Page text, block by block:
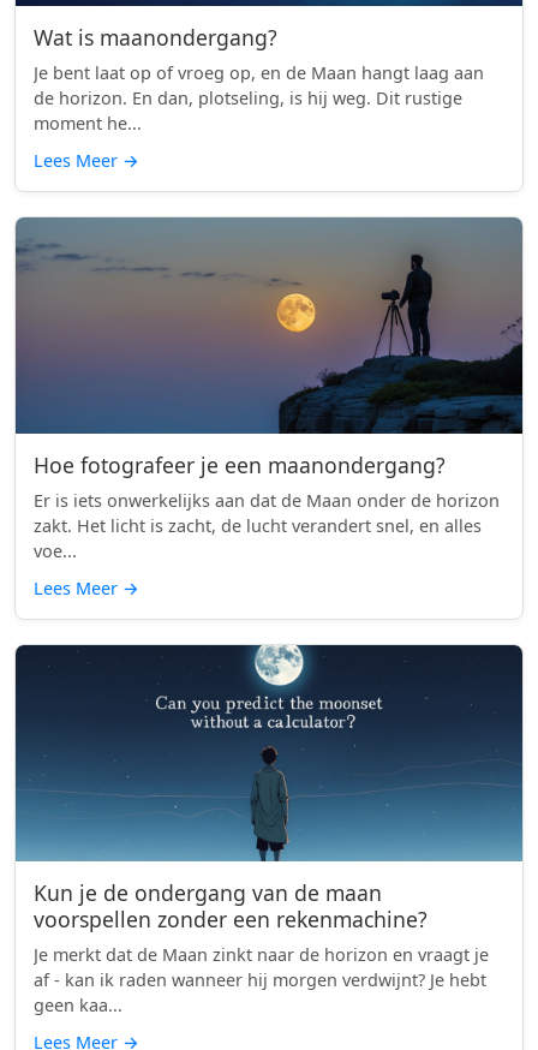
Wat is maanondergang?
Je bent laat op of vroeg op, en de Maan hangt laag aan
de horizon. En dan, plotseling, is hij weg. Dit rustige
moment he...
Lees Meer →
Hoe fotografeer je een maanondergang?
Er is iets onwerkelijks aan dat de Maan onder de horizon
zakt. Het licht is zacht, de lucht verandert snel, en alles
voe...
Lees Meer →
Kun je de ondergang van de maan
voorspellen zonder een rekenmachine?
Je merkt dat de Maan zinkt naar de horizon en vraagt je
af - kan ik raden wanneer hij morgen verdwijnt? Je hebt
geen kaa...
Lees Meer →